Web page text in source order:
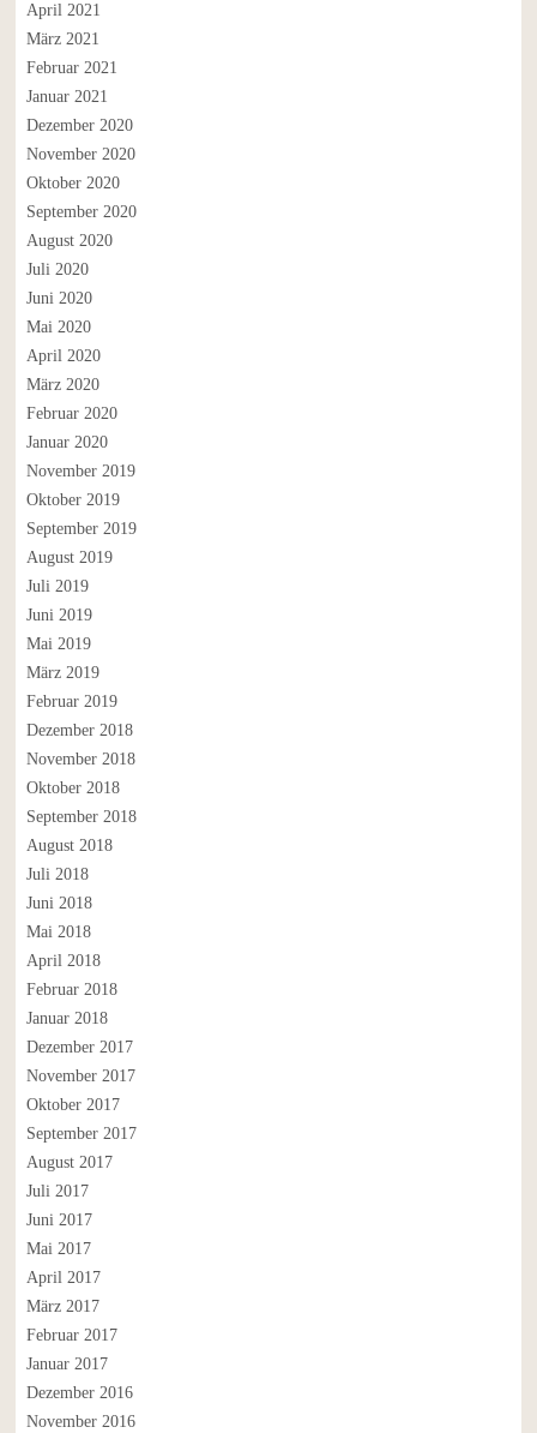
April 2021
März 2021
Februar 2021
Januar 2021
Dezember 2020
November 2020
Oktober 2020
September 2020
August 2020
Juli 2020
Juni 2020
Mai 2020
April 2020
März 2020
Februar 2020
Januar 2020
November 2019
Oktober 2019
September 2019
August 2019
Juli 2019
Juni 2019
Mai 2019
März 2019
Februar 2019
Dezember 2018
November 2018
Oktober 2018
September 2018
August 2018
Juli 2018
Juni 2018
Mai 2018
April 2018
Februar 2018
Januar 2018
Dezember 2017
November 2017
Oktober 2017
September 2017
August 2017
Juli 2017
Juni 2017
Mai 2017
April 2017
März 2017
Februar 2017
Januar 2017
Dezember 2016
November 2016